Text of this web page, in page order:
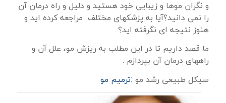
و نگران موها و زیبایی خود هستید و دلیل و راه درمان آن
را نمی دانید؟آیا به پزشکهای مختلف مراجعه کرده اید و
هنوز نتیجه ای نگرفته اید؟
ما قصد داریم تا در این مطلب به ریزش مو، علل آن و
راههای درمان آن بپردازم .
سیکل طبیعی رشد مو :ترمیم مو